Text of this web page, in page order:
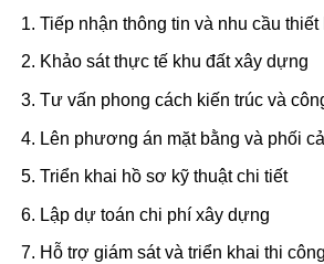
Tiếp nhận thông tin và nhu cầu
Khảo sát thực tế khu đất xây dựng
Tư vấn phong cách kiến trúc và
Lên phương án mặt bằng và phối
Triển khai hồ sơ kỹ thuật chi tiết
Lập dự toán chi phí xây dựng
Hỗ trợ giám sát và triển khai thi công